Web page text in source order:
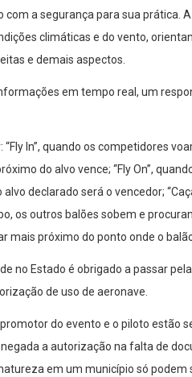
a segurança para sua prática.
climáticas e do vento,
e demais aspectos.
em tempo real, um
In”, quando os competidores
do alvo vence; “Fly On”,
declarado será o vencedor;
os outros balões sobem e
mais próximo do ponto onde o
no Estado é obrigado a passar
de uso de aeronave.
do evento e o piloto estão
a autorização na falta de
em um município só